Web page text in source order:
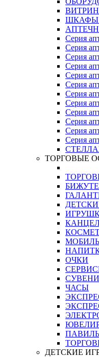
ШКАФЫ
Серия
Серия
Серия
Серия
Серия
Серия
Серия
Серия
Серия
Серия
Серия
Серия
ТОРГОВЫЕ
ОЧКИ
ЧАСЫ
ДЕТСКИЕ